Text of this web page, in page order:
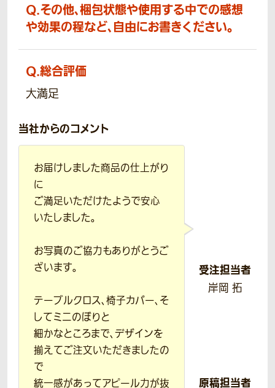
Q.その他、梱包状態や使用する中での感想
や効果の程など、自由にお書きください。
Q.総合評価
大満足
当社からのコメント
お届けしました商品の仕上がり
に
ご満足いただけたようで安心
いたしました。
お写真のご協力もありがとうご
ざいます。
テーブルクロス、椅子カバー、そ
してミニのぼりと
細かなところまで、デザインを
揃えてご注文いただきましたの
で
統一感があってアピール力が抜
受注担当者
岸岡 拓
原稿担当者